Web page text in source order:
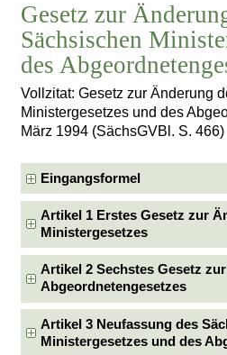
Gesetz zur
Sächsischen
des
Vollzitat: Gesetz zur Änderung
Ministergesetzes und des
März 1994 (SächsGVBl. S. 466)
Eingangsformel
Artikel 1 Erstes Gesetz zur
Ministergesetzes
Artikel 2 Sechstes Gesetz
Abgeordnetengesetzes
Artikel 3 Neufassung des
Ministergesetzes und des